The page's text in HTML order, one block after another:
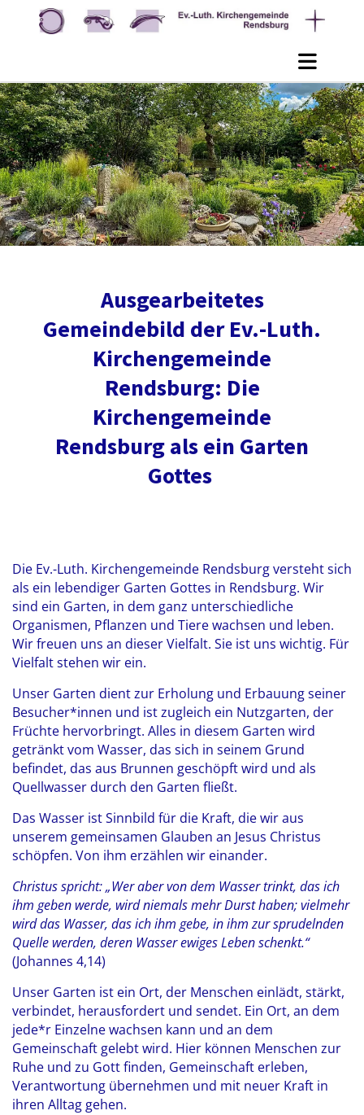
Ausgearbeitetes
Gemeindebild der Ev.-Luth.
Kirchengemeinde
Rendsburg: Die
Kirchengemeinde
Rendsburg als ein Garten
Gottes
Die Ev.-Luth. Kirchengemeinde Rendsburg versteht sich
als ein lebendiger Garten Gottes in Rendsburg. Wir
sind ein Garten, in dem ganz unterschiedliche
Organismen, Pflanzen und Tiere wachsen und leben.
Wir freuen uns an dieser Vielfalt. Sie ist uns wichtig. Für
Vielfalt stehen wir ein.
Unser Garten dient zur Erholung und Erbauung seiner
Besucher*innen und ist zugleich ein Nutzgarten, der
Früchte hervorbringt. Alles in diesem Garten wird
getränkt vom Wasser, das sich in seinem Grund
befindet, das aus Brunnen geschöpft wird und als
Quellwasser durch den Garten fließt.
Das Wasser ist Sinnbild für die Kraft, die wir aus
unserem gemeinsamen Glauben an Jesus Christus
schöpfen. Von ihm erzählen wir einander.
Christus spricht: „Wer aber von dem Wasser trinkt, das ich
ihm geben werde, wird niemals mehr Durst haben; vielmehr
wird das Wasser, das ich ihm gebe, in ihm zur sprudelnden
Quelle werden, deren Wasser ewiges Leben schenkt.“
(Johannes 4,14)
Unser Garten ist ein Ort, der Menschen einlädt, stärkt,
verbindet, herausfordert und sendet. Ein Ort, an dem
jede*r Einzelne wachsen kann und an dem
Gemeinschaft gelebt wird. Hier können Menschen zur
Ruhe und zu Gott finden, Gemeinschaft erleben,
Verantwortung übernehmen und mit neuer Kraft in
ihren Alltag gehen.